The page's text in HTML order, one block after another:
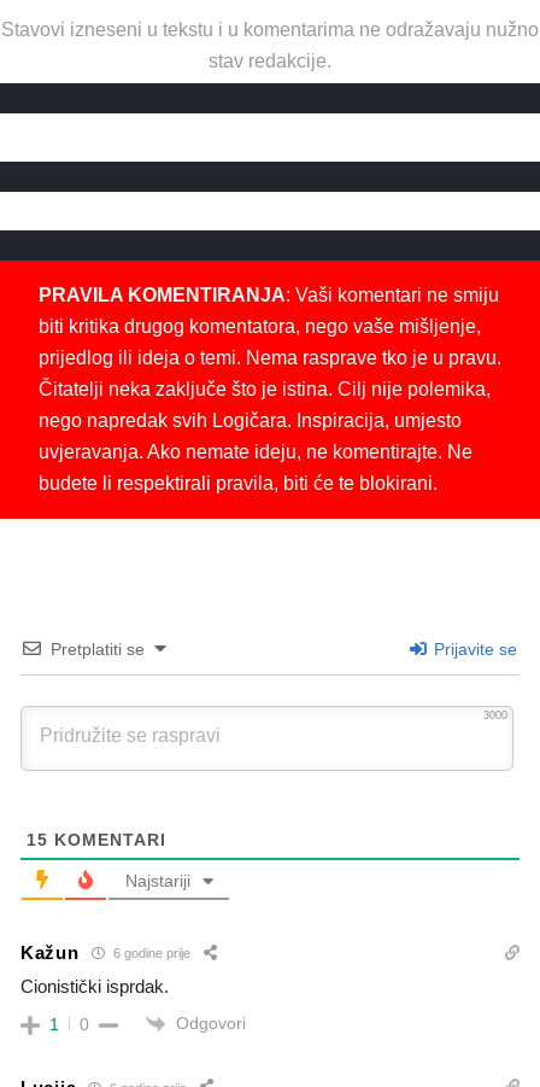
Stavovi izneseni u tekstu i u komentarima ne odražavaju nužno
stav redakcije.
PRAVILA KOMENTIRANJA: Vaši komentari ne smiju
biti kritika drugog komentatora, nego vaše mišljenje,
prijedlog ili ideja o temi. Nema rasprave tko je u pravu.
Čitatelji neka zaključe što je istina. Cilj nije polemika,
nego napredak svih Logičara. Inspiracija, umjesto
uvjeravanja. Ako nemate ideju, ne komentirajte. Ne
budete li respektirali pravila, biti će te blokirani.
Pretplatiti se Prijavite se
3000
15 KOMENTARI
Najstariji
Kažun 6 godine prije
Cionistički isprdak.
1 0 Odgovori